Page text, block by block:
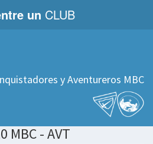
un CLUB
y Aventureros MBC
MBC - AVT